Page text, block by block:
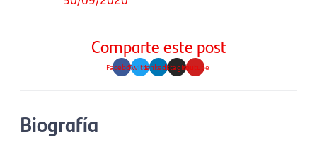
Comparte este post
FacebookTwitterLinkedinInstagramYoutube
Biografía